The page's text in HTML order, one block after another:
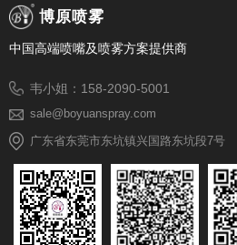
博原喷雾
中国高端喷嘴及喷雾方案提供商
韦小姐：158-2090-5001
sale@boyuanspray.com
广东省东莞市东坑镇兴国路东坑段7号